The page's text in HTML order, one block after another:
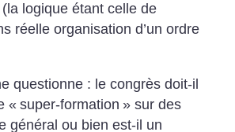
(la logique étant celle de
réelle organisation d’un ordre
questionne : le congrès doit-il
« super-formation » sur des
général ou bien est-il un